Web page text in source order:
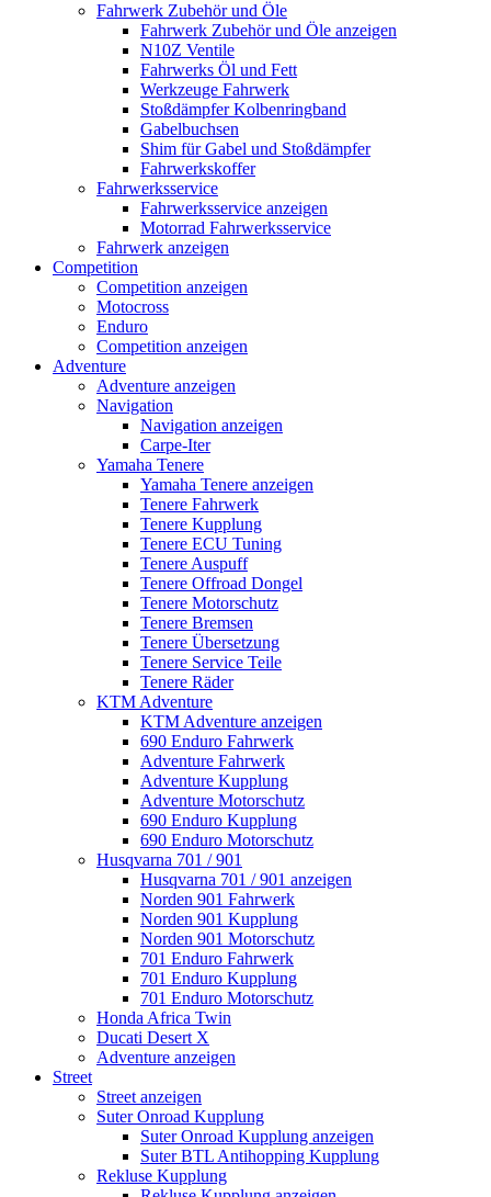
Fahrwerk Zubehör und Öle
Fahrwerk Zubehör und Öle anzeigen
N10Z Ventile
Fahrwerks Öl und Fett
Werkzeuge Fahrwerk
Stoßdämpfer Kolbenringband
Gabelbuchsen
Shim für Gabel und Stoßdämpfer
Fahrwerkskoffer
Fahrwerksservice
Fahrwerksservice anzeigen
Motorrad Fahrwerksservice
Fahrwerk anzeigen
Competition
Competition anzeigen
Motocross
Enduro
Competition anzeigen
Adventure
Adventure anzeigen
Navigation
Navigation anzeigen
Carpe-Iter
Yamaha Tenere
Yamaha Tenere anzeigen
Tenere Fahrwerk
Tenere Kupplung
Tenere ECU Tuning
Tenere Auspuff
Tenere Offroad Dongel
Tenere Motorschutz
Tenere Bremsen
Tenere Übersetzung
Tenere Service Teile
Tenere Räder
KTM Adventure
KTM Adventure anzeigen
690 Enduro Fahrwerk
Adventure Fahrwerk
Adventure Kupplung
Adventure Motorschutz
690 Enduro Kupplung
690 Enduro Motorschutz
Husqvarna 701 / 901
Husqvarna 701 / 901 anzeigen
Norden 901 Fahrwerk
Norden 901 Kupplung
Norden 901 Motorschutz
701 Enduro Fahrwerk
701 Enduro Kupplung
701 Enduro Motorschutz
Honda Africa Twin
Ducati Desert X
Adventure anzeigen
Street
Street anzeigen
Suter Onroad Kupplung
Suter Onroad Kupplung anzeigen
Suter BTL Antihopping Kupplung
Rekluse Kupplung